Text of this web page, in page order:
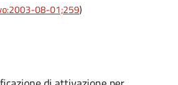
08-01;259)